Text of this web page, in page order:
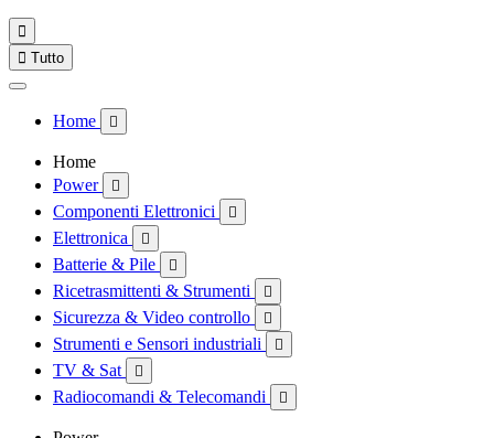

 Tutto
Home 
Home
Power

Componenti Elettronici 
Elettronica 
Batterie & Pile 
Ricetrasmittenti & Strumenti 
Sicurezza & Video controllo 
Strumenti e Sensori industriali 
TV & Sat 
Radiocomandi & Telecomandi 